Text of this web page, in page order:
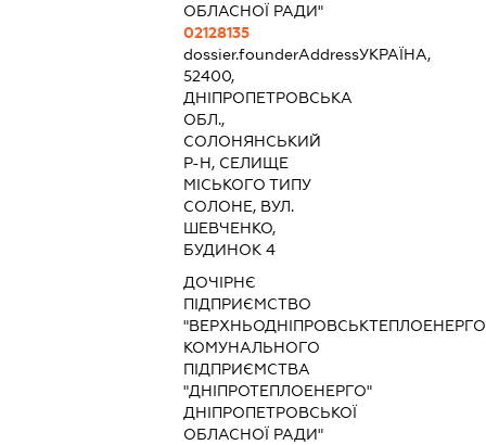
ОБЛАСНОЇ РАДИ"
02128135
dossier.founderAddressУКРАЇНА,
52400,
ДНІПРОПЕТРОВСЬКА
ОБЛ.,
СОЛОНЯНСЬКИЙ
Р-Н, СЕЛИЩЕ
МІСЬКОГО ТИПУ
СОЛОНЕ, ВУЛ.
ШЕВЧЕНКО,
БУДИНОК 4
ДОЧІРНЄ
ПІДПРИЄМСТВО
КОМУНАЛЬНОГО
ПІДПРИЄМСТВА
"ДНІПРОТЕПЛОЕНЕРГО"
ДНІПРОПЕТРОВСЬКОЇ
ОБЛАСНОЇ РАДИ"